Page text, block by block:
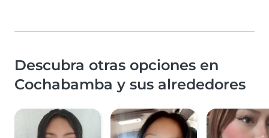
Descubra otras opciones en
Cochabamba y sus alrededores